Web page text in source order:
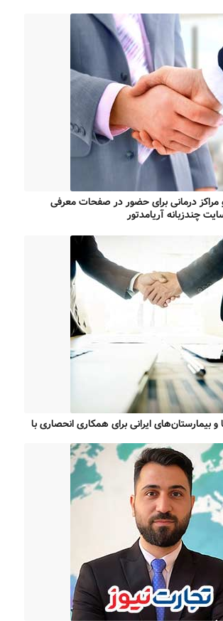
درمانی برای حضور در صفحات معرفی
چندزبانه آریامدتور
بیمارستان‌های ایرانی برای همکاری انحصاری با